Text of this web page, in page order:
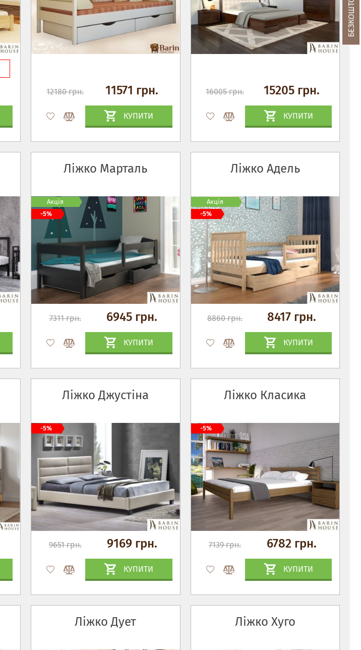
12180 грн. 11571 грн.
КУПИТИ
16005 грн. 15205 грн.
КУПИТИ
Ліжко Марталь
7311 грн. 6945 грн.
КУПИТИ
Акція
-5%
Ліжко Адель
8860 грн. 8417 грн.
КУПИТИ
Акція
-5%
Ліжко Джустіна
9651 грн. 9169 грн.
КУПИТИ
-5%
Ліжко Класика
7139 грн. 6782 грн.
КУПИТИ
-5%
Ліжко Дует Ліжко Хуго